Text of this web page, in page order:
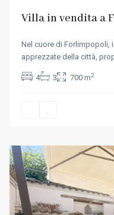
Villa in vendita a
Nel cuore di Forlimpopoli,
apprezzate della città,
4 3 700 m2